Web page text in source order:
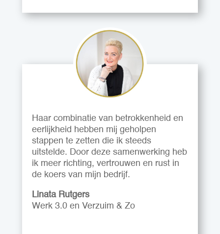
Haar combinatie van betrokkenheid en
eerlijkheid hebben mij geholpen
stappen te zetten die ik steeds
uitstelde. Door deze samenwerking heb
ik meer richting, vertrouwen en rust in
de koers van mijn bedrijf.
Linata Rutgers
Werk 3.0 en Verzuim & Zo